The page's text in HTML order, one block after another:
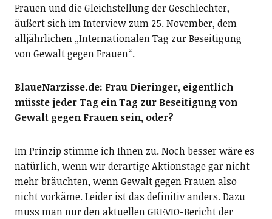
Frauen und die Gleichstellung der Geschlechter,
äußert sich im Interview zum 25. November, dem
alljährlichen „Internationalen Tag zur Beseitigung
von Gewalt gegen Frauen“.
BlaueNarzisse.de: Frau Dieringer, eigentlich
müsste jeder Tag ein Tag zur Beseitigung von
Gewalt gegen Frauen sein, oder?
Im Prinzip stimme ich Ihnen zu. Noch besser wäre es
natürlich, wenn wir derartige Aktionstage gar nicht
mehr bräuchten, wenn Gewalt gegen Frauen also
nicht vorkäme. Leider ist das definitiv anders. Dazu
muss man nur den aktuellen GREVIO-Bericht der